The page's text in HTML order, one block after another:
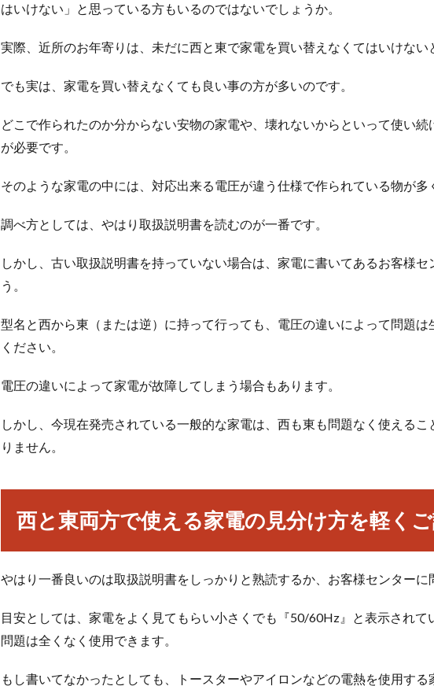
はいけない」と思っている方もいるのではないでしょうか。
実際、近所のお年寄りは、未だに西と東で家電を買い替えなくてはいけない
でも実は、家電を買い替えなくても良い事の方が多いのです。
どこで作られたのか分からない安物の家電や、壊れないからといって使い
が必要です。
そのような家電の中には、対応出来る電圧が違う仕様で作られている物が多
調べ方としては、やはり取扱説明書を読むのが一番です。
しかし、古い取扱説明書を持っていない場合は、家電に書いてあるお客様セ
う。
型名と西から東（または逆）に持って行っても、電圧の違いによって問題は
ください。
電圧の違いによって家電が故障してしまう場合もあります。
しかし、今現在発売されている一般的な家電は、西も東も問題なく使える
りません。
西と東両方で使える家電の見分け方を軽く
やはり一番良いのは取扱説明書をしっかりと熟読するか、お客様センターに
目安としては、家電をよく見てもらい小さくでも『50/60Hz』と表示されて
問題は全くなく使用できます。
もし書いてなかったとしても、トースターやアイロンなどの電熱を使用す